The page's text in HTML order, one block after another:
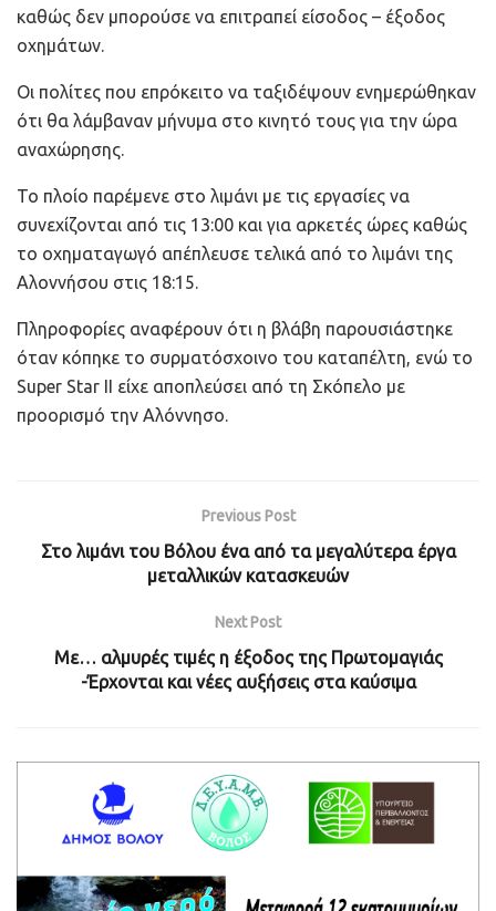
καθώς δεν μπορούσε να επιτραπεί είσοδος – έξοδος
οχημάτων.
Οι πολίτες που επρόκειτο να ταξιδέψουν ενημερώθηκαν
ότι θα λάμβαναν μήνυμα στο κινητό τους για την ώρα
αναχώρησης.
Το πλοίο παρέμενε στο λιμάνι με τις εργασίες να
συνεχίζονται από τις 13:00 και για αρκετές ώρες καθώς
το οχηματαγωγό απέπλευσε τελικά από το λιμάνι της
Αλοννήσου στις 18:15.
Πληροφορίες αναφέρουν ότι η βλάβη παρουσιάστηκε
όταν κόπηκε το συρματόσχοινο του καταπέλτη, ενώ το
Super Star II είχε αποπλεύσει από τη Σκόπελο με
προορισμό την Αλόννησο.
Previous Post
Στο λιμάνι του Βόλου ένα από τα μεγαλύτερα έργα
μεταλλικών κατασκευών
Next Post
Με… αλμυρές τιμές η έξοδος της Πρωτομαγιάς
-Έρχονται και νέες αυξήσεις στα καύσιμα